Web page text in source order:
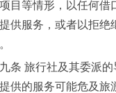
目等情形，以任何借
供服务，或者以拒绝
旅行社及其委派的
供的服务可能危及旅